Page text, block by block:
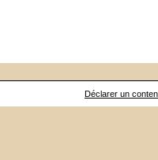
Déclarer un